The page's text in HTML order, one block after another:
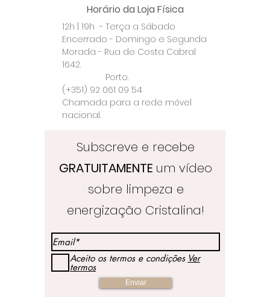
Horário da Loja Física
12h | 19h - Terça a Sábado
Encerrado - Domingo e Segunda
Morada - Rua de Costa Cabral
1642.
Porto.
(+351) 92 061 09 54
Chamada para a rede móvel
nacional.
Subscreve e recebe
GRATUITAMENTE um vídeo
sobre limpeza e
energização Cristalina!
Aceito os termos e condições Ver
termos
Enviar